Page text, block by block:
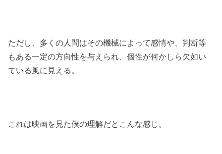
ただし、多くの人間はその機械によって感情や、判断等
もある一定の方向性を与えられ、個性が何かしら欠如い
ている風に見える。
これは映画を見た僕の理解だとこんな感じ。